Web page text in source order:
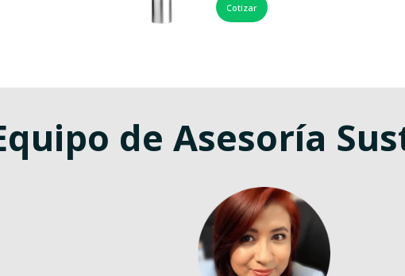
Cotizar
de Asesoría